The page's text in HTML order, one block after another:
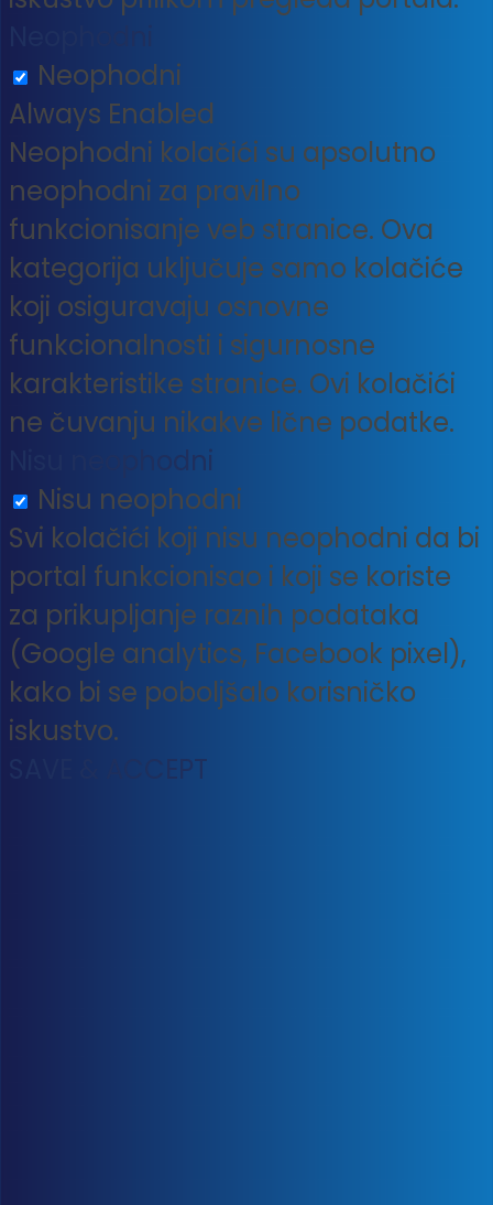
Neophodni
Always Enabled
Neophodni kolačići su apsolutno
neophodni za pravilno
funkcionisanje veb stranice. Ova
kategorija uključuje samo kolačiće
koji osiguravaju osnovne
funkcionalnosti i sigurnosne
karakteristike stranice. Ovi kolačići
ne čuvanju nikakve lične podatke.
Nisu neophodni
Nisu neophodni
Svi kolačići koji nisu neophodni da bi
portal funkcionisao i koji se koriste
za prikupljanje raznih podataka
(Google analytics, Facebook pixel),
kako bi se poboljšalo korisničko
iskustvo.
SAVE & ACCEPT